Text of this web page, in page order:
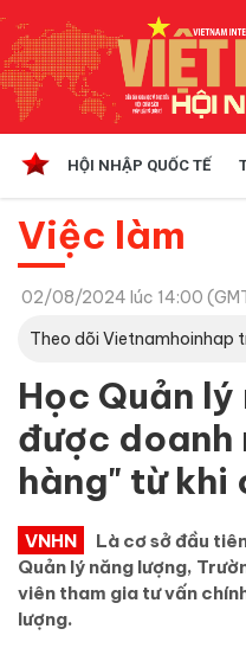
HỘI NHẬP QUỐC TẾ
Việc làm
02/08/2024 lúc 14:00
Theo dõi Vietnamhoinhap
Học Quản
được doanh
hàng" từ khi
VNHN
Là cơ sở đầu
Quản lý năng lượng,
viên tham gia tư vấn
lượng.